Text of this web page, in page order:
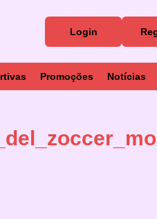
Login
Promoções Notícias